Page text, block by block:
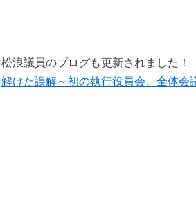
松浪議員のブログも更新されました！
解けた誤解～初の執行役員会、全体会